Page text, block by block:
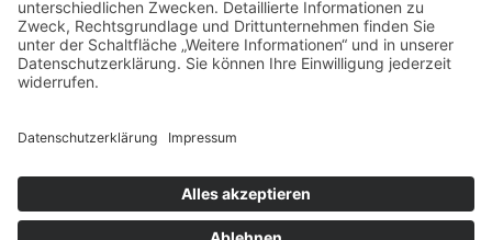
https://www.paypal.com/de/webapps/mpp/ua/privacy-
full.
Stripe
Anbieter für Kunden innerhalb der EU ist die Stripe
Grand Canal Dock, Dublin, Irland (im Folgenden